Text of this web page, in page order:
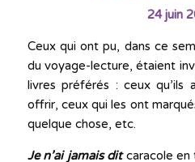
24 juin
Ceux qui ont pu, dans ce
du voyage-lecture, étaient
livres préférés : ceux qu’ils
offrir, ceux qui les ont
quelque chose, etc.
Je n’ai jamais ditcaracole en